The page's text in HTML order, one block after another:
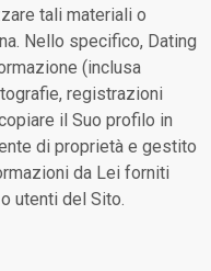
tali materiali o
Nello specifico, Dating
(inclusa
registrazioni
il Suo profilo in
di proprietà e gestito
da Lei forniti
utenti del Sito.